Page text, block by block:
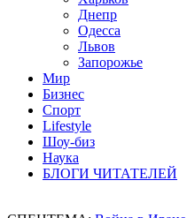
Днепр
Одесса
Львов
Запорожье
Мир
Бизнес
Спорт
Lifestyle
Шоу-биз
Наука
БЛОГИ ЧИТАТЕЛЕЙ